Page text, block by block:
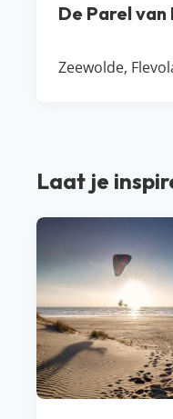
De Parel
Zeewolde,
Laat je